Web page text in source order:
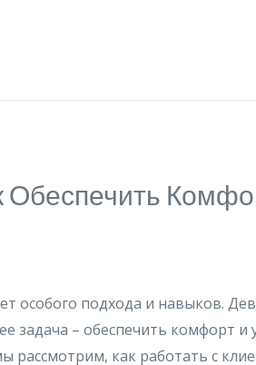
особого подхода и навыков.
задача – обеспечить комфорт и
рассмотрим, как работать с